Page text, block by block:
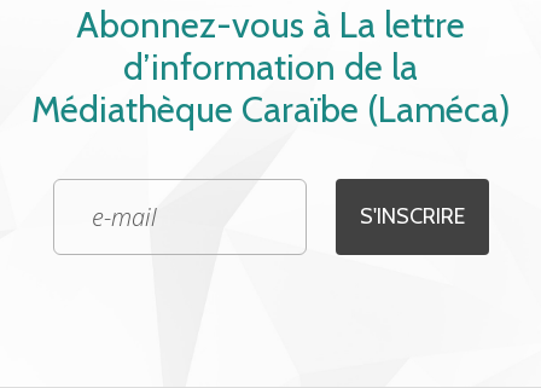
Abonnez-vous à La lettre
d’information de la
Médiathèque Caraïbe (Laméca)